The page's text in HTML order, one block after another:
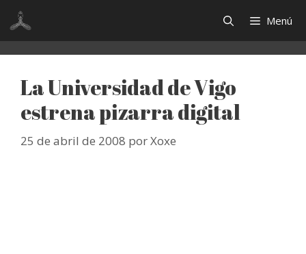
Saltar
contenido
Menú
La Universidad de Vigo
estrena pizarra digital
25 de abril de 2008 porXoxe